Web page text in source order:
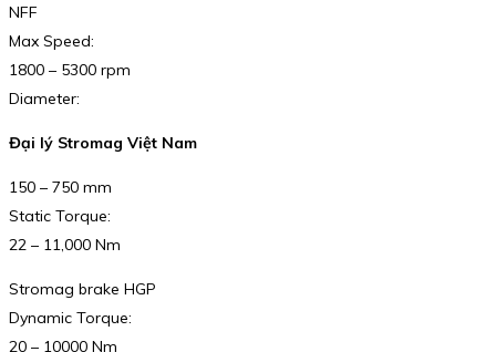
NFF
Max Speed:
1800 – 5300 rpm
Diameter:
Đại lý Stromag Việt Nam
150 – 750 mm
Static Torque:
22 – 11,000 Nm
Stromag brake HGP
Dynamic Torque:
20 – 10000 Nm